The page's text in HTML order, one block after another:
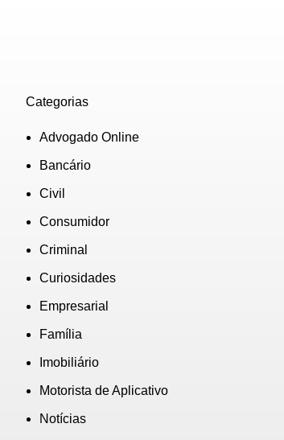
Categorias
Advogado Online
Bancário
Civil
Consumidor
Criminal
Curiosidades
Empresarial
Família
Imobiliário
Motorista de Aplicativo
Notícias